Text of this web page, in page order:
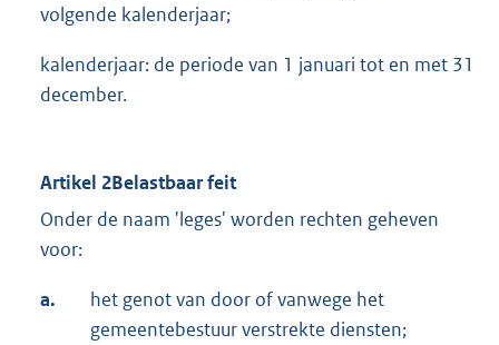
volgende kalenderjaar;
kalenderjaar: de periode van 1 januari tot en met 31
december.
Artikel 2Belastbaar feit
Onder de naam 'leges' worden rechten geheven
voor:
a.
het genot van door of vanwege het
gemeentebestuur verstrekte diensten;